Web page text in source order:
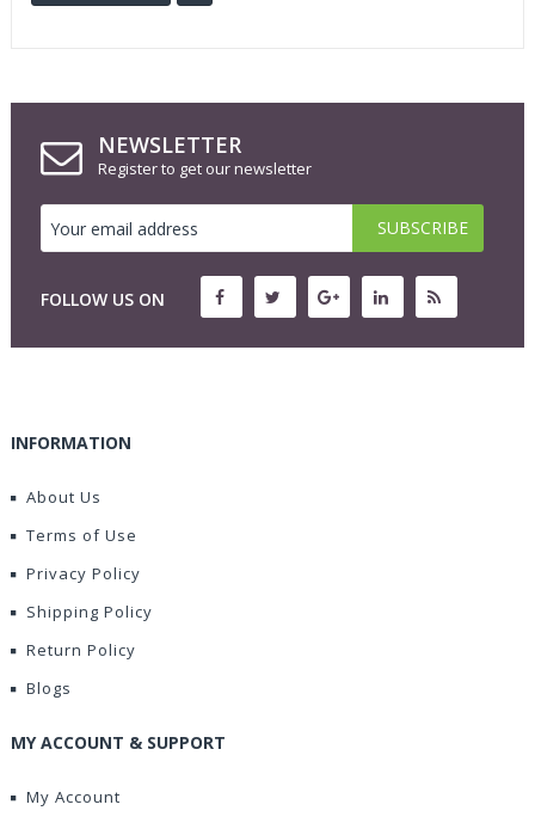
NEWSLETTER
Register to get our newsletter
FOLLOW US ON
INFORMATION
About Us
Terms of Use
Privacy Policy
Shipping Policy
Return Policy
Blogs
MY ACCOUNT & SUPPORT
My Account